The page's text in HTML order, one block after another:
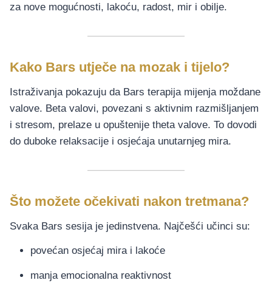
za nove mogućnosti, lakoću, radost, mir i obilje.
Kako Bars utječe na mozak i tijelo?
Istraživanja pokazuju da Bars terapija mijenja moždane
valove. Beta valovi, povezani s aktivnim razmišljanjem
i stresom, prelaze u opuštenije theta valove. To dovodi
do duboke relaksacije i osjećaja unutarnjeg mira.
Što možete očekivati nakon tretmana?
Svaka Bars sesija je jedinstvena. Najčešći učinci su:
povećan osjećaj mira i lakoće
manja emocionalna reaktivnost